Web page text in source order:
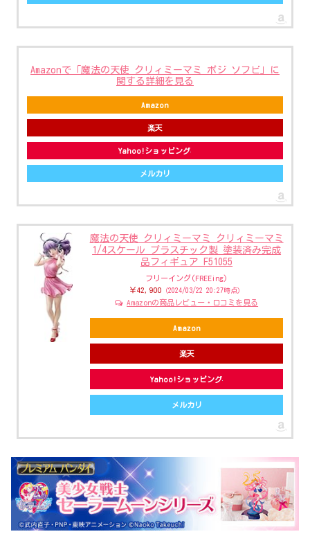
Amazonで「魔法の天使 クリィミーマミ ポジ ソフビ」に
関する詳細を見る
Amazon
楽天
Yahoo!ショッピング
メルカリ
魔法の天使 クリィミーマミ クリィミーマミ
1/4スケール プラスチック製 塗装済み完成
品フィギュア F51055
フリーイング(FREEing)
￥42,900 （2024/03/22 20:27時点）
Amazonの商品レビュー・口コミを見る
Amazon
楽天
Yahoo!ショッピング
メルカリ